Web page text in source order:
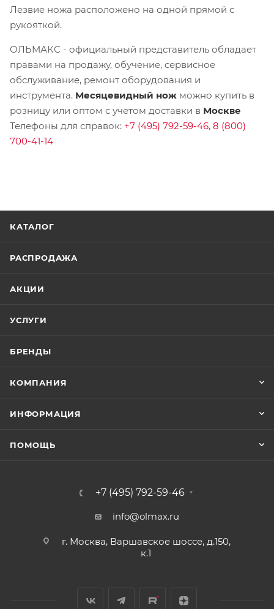
Лезвие ножа расположено на одной прямой с
рукояткой.
ОЛЬМАКС - официальный представитель обладает
правами на продажу, обучение, сервисное
обслуживание, ремонт оборудования и
инструмента. Месяцевидный нож можно купить в
розницу или оптом с учетом доставки в Москве
Телефоны для справок: +7 (495) 792-59-46, 8 (800)
700-41-14
КАТАЛОГ
РАСПРОДАЖА
АКЦИИ
УСЛУГИ
БРЕНДЫ
КОМПАНИЯ
ИНФОРМАЦИЯ
ПОМОЩЬ
+7 (495) 792-59-46
info@olmax.ru
г. Москва, Варшавское шоссе, д.150,
к.1